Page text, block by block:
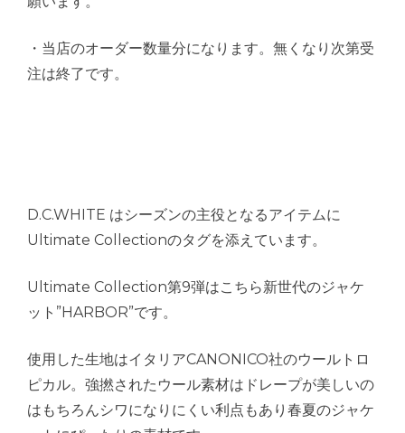
・当店のオーダー数量分になります。無くなり次第受
注は終了です。
D.C.WHITE はシーズンの主役となるアイテムに
Ultimate Collectionのタグを添えています。
Ultimate Collection第9弾はこちら新世代のジャケ
ット”HARBOR”です。
使用した生地はイタリアCANONICO社のウールトロ
ピカル。強撚されたウール素材はドレープが美しいの
はもちろんシワになりにくい利点もあり春夏のジャケ